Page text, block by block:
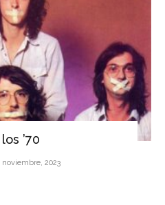
’70
noviembre, 2023